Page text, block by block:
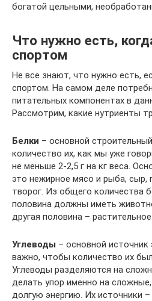
богатой цельными,
Что нужно есть,
спортом
Не все знают, что нужно есть,
спортом. На самом деле
питательных компонентах в
Рассмотрим, какие нутриенты
Белки – основной
количество их, как мы уже
не меньше 2-2,5 г на кг веса.
это нежирное мясо и рыба, сыр,
творог. Из общего количества
половина должны иметь
другая половина – растительное.
Углеводы – основной источник
важно, чтобы количество их
Углеводы разделяются на
делать упор именно на
долгую энергию. Их источники